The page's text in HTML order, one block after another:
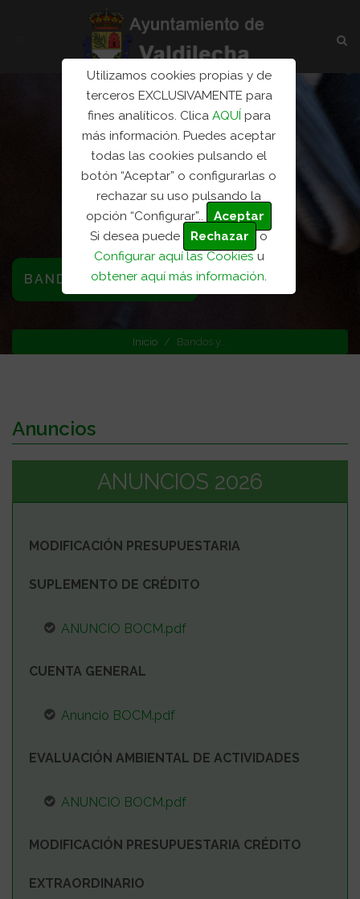
Utilizamos cookies propias y de
terceros EXCLUSIVAMENTE para
fines analíticos. Clica AQUÍ para
más información. Puedes aceptar
todas las cookies pulsando el
botón “Aceptar” o configurarlas o
rechazar su uso pulsando la
opción “Configurar”..
Aceptar
Si desea puede
Rechazar
o
Configurar aquí las Cookies u
obtener aquí más información.
BANDOS Y ANUNCIOS
Inicio Bandos y...
Anuncios
ANUNCIOS 2026
MODIFICACIÓN PRESUPUESTARIA
SUPLEMENTO DE CRÉDITO
ANUNCIO BOCM.pdf
CUENTA GENERAL
Anuncio BOCM.pdf
EVALUACIÓN AMBIENTAL DE ACTIVIDADES
ANUNCIO BOCM.pdf
MODIFICACIÓN PRESUPUESTARIA CRÉDITO
EXTRAORDINARIO